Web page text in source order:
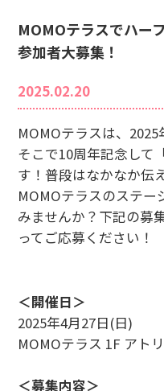
MOMOテラスでハー
参加者大募集！
2025.02.20
MOMOテラスは、2025
そこで10周年記念して
す！普段はなかなか伝
MOMOテラスのステー
みませんか？下記の募
ってご応募ください！
＜開催日＞
2025年4月27日(日)
MOMOテラス 1F アト
＜募集内容＞